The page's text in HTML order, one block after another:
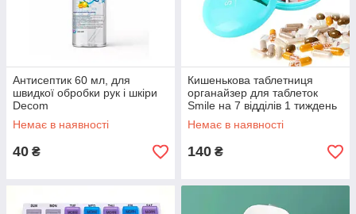
Антисептик 60 мл, для
швидкої обробки рук і шкіри
Decom
Немає в наявності
40 ₴
Кишенькова таблетниця
органайзер для таблеток
Smile на 7 відділів 1 тиждень
Немає в наявності
140 ₴